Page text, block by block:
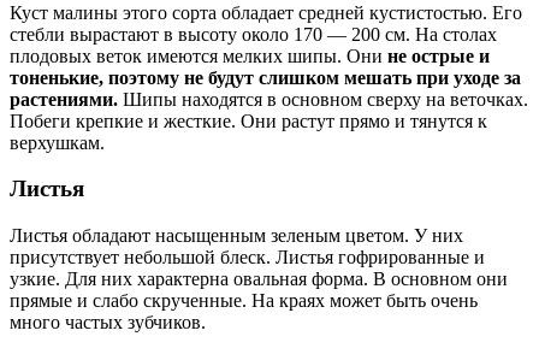
Куст малины этого сорта обладает средней кустистостью. Его
стебли вырастают в высоту около 170 — 200 см. На столах
плодовых веток имеются мелких шипы. Они не острые и
тоненькие, поэтому не будут слишком мешать при уходе за
растениями. Шипы находятся в основном сверху на веточках.
Побеги крепкие и жесткие. Они растут прямо и тянутся к
верхушкам.
Листья
Листья обладают насыщенным зеленым цветом. У них
присутствует небольшой блеск. Листья гофрированные и
узкие. Для них характерна овальная форма. В основном они
прямые и слабо скрученные. На краях может быть очень
много частых зубчиков.